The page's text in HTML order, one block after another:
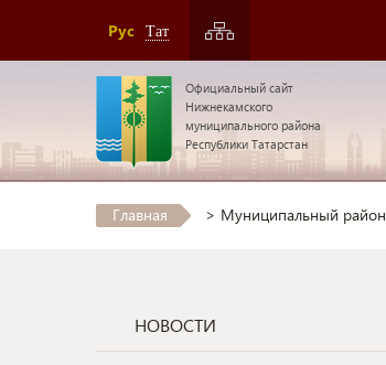
Рус Тат
Официальный сайт
Нижнекамского
муниципального района
Республики Татарстан
Главная > Муниципальный район
НОВОСТИ